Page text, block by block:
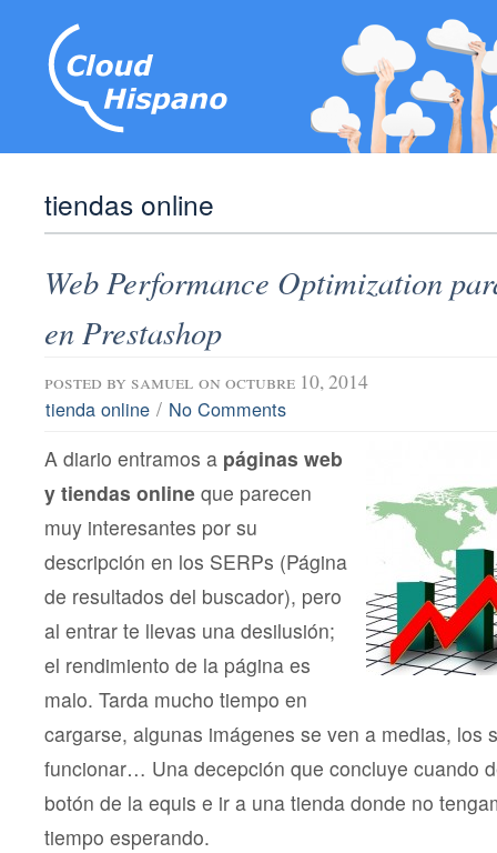
tiendas online
Web Performance Optimization
en Prestashop
posted by samuel on octubre 10, 2014
tienda online / No Comments
A diario entramos a páginas web
y tiendas online que parecen
muy interesantes por su
descripción en los SERPs (Página
de resultados del buscador), pero
al entrar te llevas una desilusión;
el rendimiento de la página es
malo. Tarda mucho tiempo en
cargarse, algunas imágenes se ven a medias, los
funcionar… Una decepción que concluye cuando
botón de la equis e ir a una tienda donde no
tiempo esperando.